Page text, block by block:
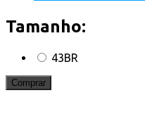
Tamanho:
43BR
Comprar